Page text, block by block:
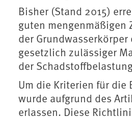
Bisher (Stand 2015)
guten mengenmäßigen
der
gesetzlich zulässiger
der
Um die Kriterien für
wurde aufgrund des
erlassen. Diese